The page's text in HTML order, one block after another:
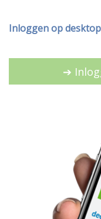
Inloggen op
➔